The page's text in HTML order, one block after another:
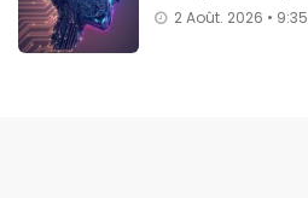
2 Août. 2026 • 9:35